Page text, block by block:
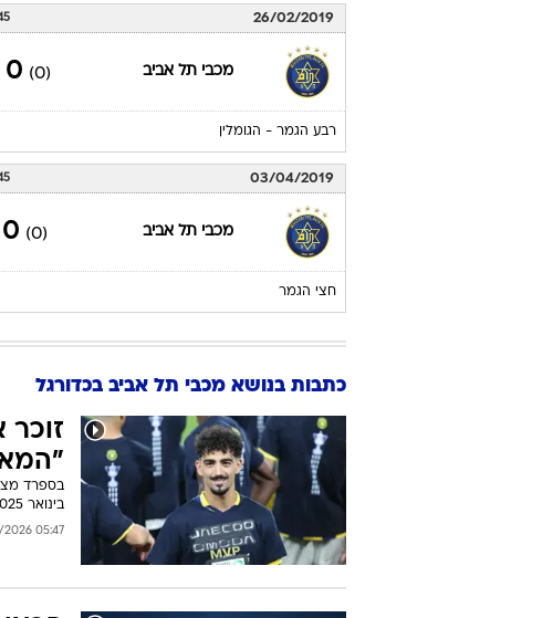
26/02/2019
מכבי תל אביב (0)
0 : 0
רבע הגמר - הגומלין
03/04/2019
מכבי תל אביב (0)
0 : 1
חצי הגמר
כתבות בנושא מכבי תל אביב בכדורגל
בספרד
בינואר 2025, "מחזיק מאוד" מהמגן השמאלי ומייעד לו "תפקיד מפתח"
05:47 08/08/2026